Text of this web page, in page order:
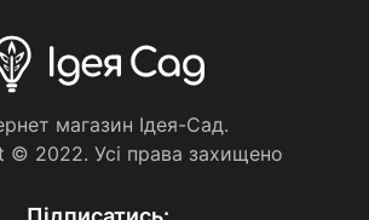
магазин Iдея-Сад.
© 2022. Усi права захищено